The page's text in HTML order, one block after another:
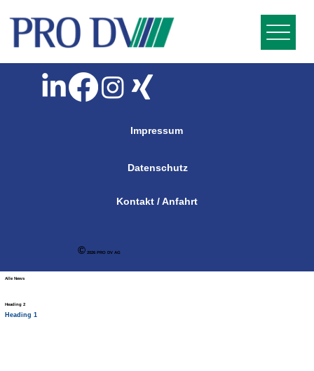
Alle News
Heading 2
Heading 1
Impressum
Datenschutz
Kontakt / Anfahrt
© 2026 PRO DV AG